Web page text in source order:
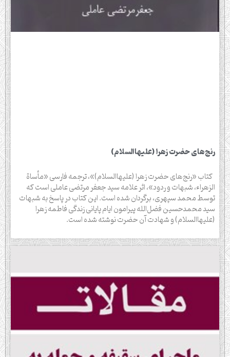
رنج‌هاى حضرت زهرا (علیهاالسلام)
کتاب «رنج‌هاى حضرت زهرا (علیهاالسلام)»، ترجمه فارسى «مأساة
الزهراء، شبهات و ردود»، اثر علامه سید جعفر مرتضى عاملى است که
توسط محمد سپهرى، برگردان شده است. این کتاب در پاسخ به شبهات
سید محمدحسین فضل‌الله پیرامون ایام پایانی زندگی فاطمه زهرا
(علیهاالسلام) و شهادت آن حضرت نوشته شده است.